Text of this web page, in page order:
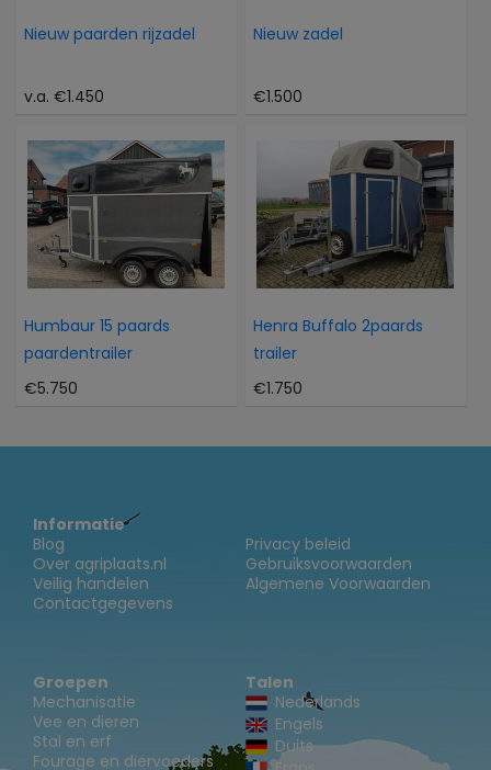
Nieuw paarden rijzadel
v.a. €1.450
Nieuw zadel
€1.500
Humbaur 15 paards
paardentrailer
€5.750
Henra Buffalo 2paards
trailer
€1.750
Informatie
Blog
Over agriplaats.nl
Veilig handelen
Contactgegevens
Privacy beleid
Gebruiksvoorwaarden
Algemene Voorwaarden
Groepen
Mechanisatie
Vee en dieren
Stal en erf
Fourage en diervoeders
Talen
Nederlands
Engels
Duits